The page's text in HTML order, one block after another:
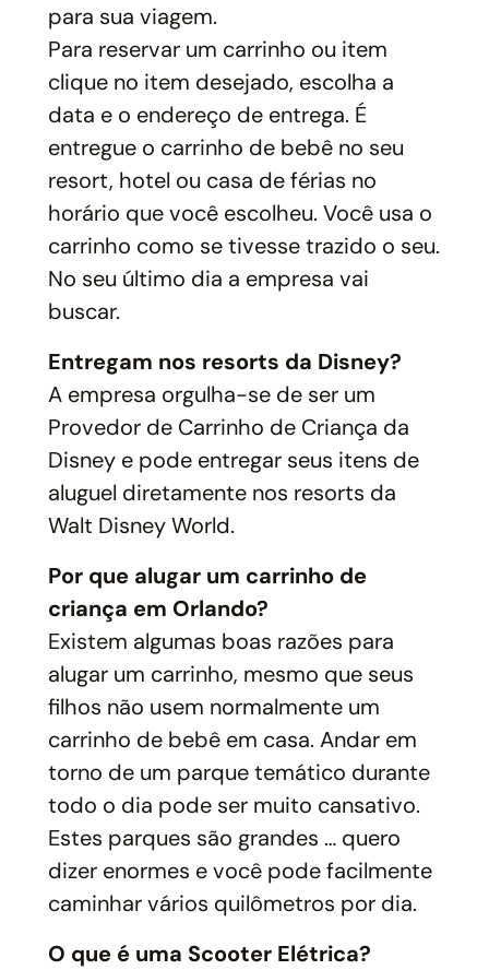
para sua viagem.
Para reservar um carrinho ou item
clique no item desejado, escolha a
data e o endereço de entrega. É
entregue o carrinho de bebê no seu
resort, hotel ou casa de férias no
horário que você escolheu. Você usa o
carrinho como se tivesse trazido o seu.
No seu último dia a empresa vai
buscar.
Entregam nos resorts da Disney?
A empresa orgulha-se de ser um
Provedor de Carrinho de Criança da
Disney e pode entregar seus itens de
aluguel diretamente nos resorts da
Walt Disney World.
Por que alugar um carrinho de
criança em Orlando?
Existem algumas boas razões para
alugar um carrinho, mesmo que seus
filhos não usem normalmente um
carrinho de bebê em casa. Andar em
torno de um parque temático durante
todo o dia pode ser muito cansativo.
Estes parques são grandes … quero
dizer enormes e você pode facilmente
caminhar vários quilômetros por dia.
O que é uma Scooter Elétrica?